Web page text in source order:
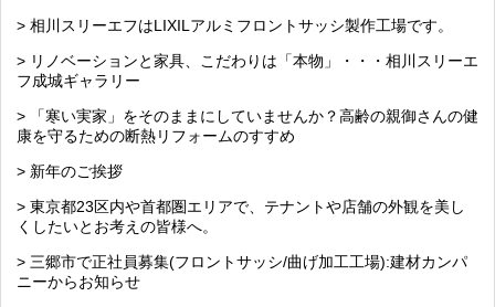
> 相川スリーエフはLIXILアルミフロントサッシ製作工場です。
> リノベーションと家具、こだわりは「本物」・・・相川スリーエ
フ成城ギャラリー
> 「寒い実家」をそのままにしていませんか？高齢の親御さんの健
康を守るための断熱リフォームのすすめ
> 新年のご挨拶
> 東京都23区内や首都圏エリアで、テナントや店舗の外観を美し
くしたいとお考えの皆様へ。
> 三郷市で正社員募集(フロントサッシ/曲げ加工工場):建材カンパ
ニーからお知らせ